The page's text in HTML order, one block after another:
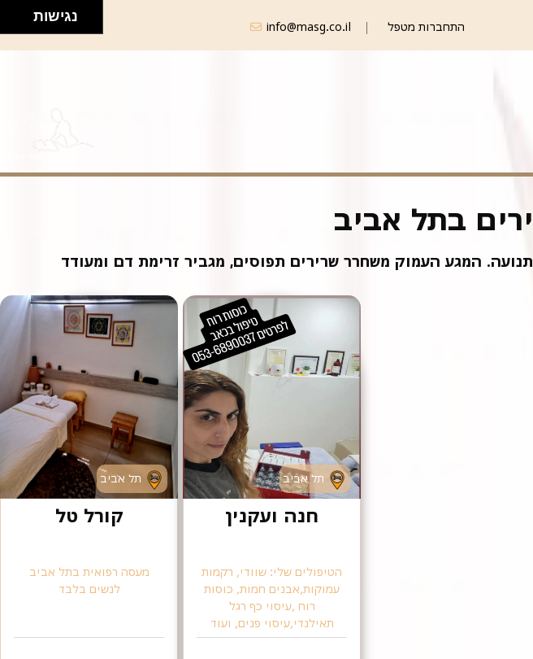
info@masg.co.il התחברות מטפל
בתל אביב
המגע העמוק משחרר שרירים תפוסים, מגביר זרימת דם ומעודד
קורל טל
מעסה רפואית בתל אביב
לנשים בלבד
חנה ועקנין
הטיפולים שלי: שוודי, רקמות
עמוקות,אבנים חמות, כוסות
רוח ,עיסוי כף רגל
תאילנדי,עיסוי פנים, ועוד
נגישות